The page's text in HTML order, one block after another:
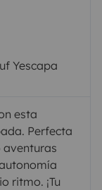
Yescapa
esta
Perfecta
aventuras
ritmo. ¡Tu